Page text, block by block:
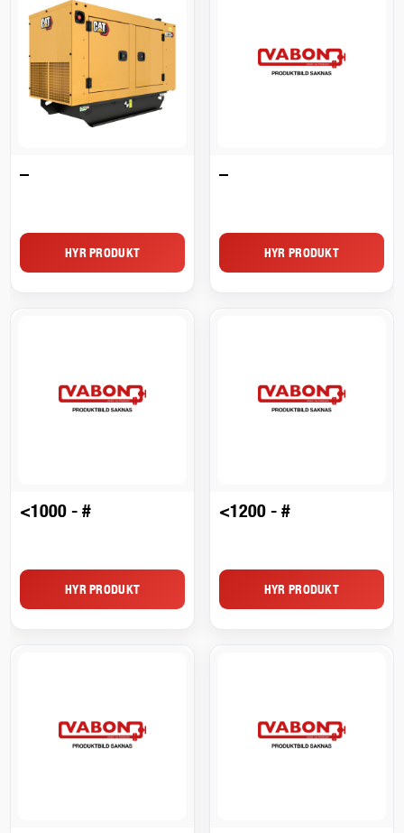
–
HYR PRODUKT
–
HYR PRODUKT
<1000 - #
HYR PRODUKT
<1200 - #
HYR PRODUKT